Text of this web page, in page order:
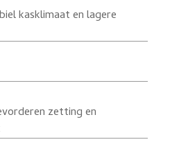
kasklimaat en lagere
zetting en